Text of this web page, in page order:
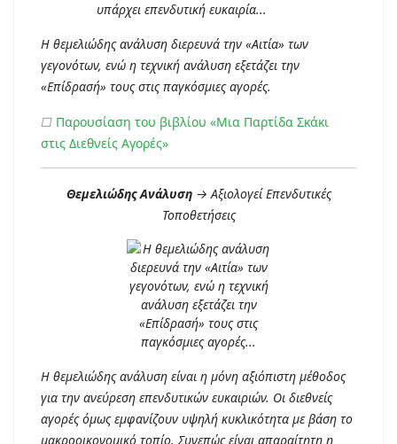
Η θεμελιώδης ανάλυση διερευνά την «Αιτία» των
γεγονότων, ενώ η τεχνική ανάλυση εξετάζει την
«Επίδρασή» τους στις παγκόσμιες αγορές.
□ Παρουσίαση του βιβλίου «Μια Παρτίδα Σκάκι
στις Διεθνείς Αγορές»
Θεμελιώδης Ανάλυση → Αξιολογεί Επενδυτικές
Τοποθετήσεις
Η θεμελιώδης ανάλυση είναι η μόνη αξιόπιστη μέθοδος
για την ανεύρεση επενδυτικών ευκαιριών. Οι διεθνείς
αγορές όμως εμφανίζουν υψηλή κυκλικότητα με βάση το
μακροοικονομικό τοπίο. Συνεπώς είναι απαραίτητη η